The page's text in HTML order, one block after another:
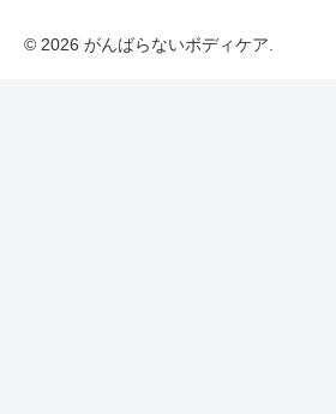
© 2026 がんばらないボディケア.